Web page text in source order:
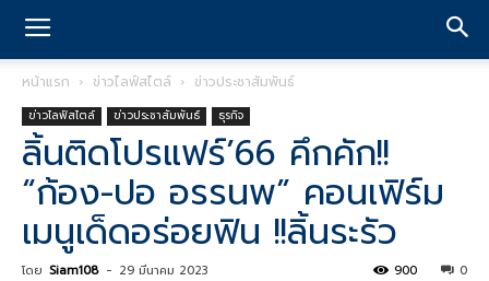
หน้าแรก ข่าวไลฟ์สไตล์ ข่าวประชาสัมพันธ์
ข่าวไลฟ์สไตล์ ข่าวประชาสัมพันธ์ ธุรกิจ
ลิ้นติดโปรแฟร์’66 คึกคัก!!
“ก้อง-ปอ อรรนพ” คอนเฟิร์ม
เมนูเด็ดอร่อยฟิน !!ลิ้นระรัว
โดย Siam108 - 29 มีนาคม 2023 0
900